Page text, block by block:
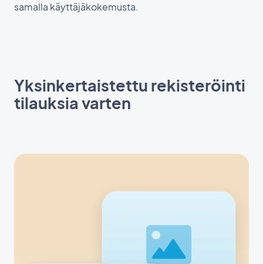
samalla käyttäjäkokemusta.
Yksinkertaistettu rekisteröinti
tilauksia varten